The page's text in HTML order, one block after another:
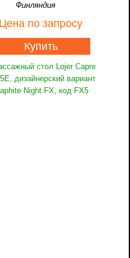
Финляндия
Цена по запросу
Купить
стол Lojer Capre
дизайнерский вариант
Night FX, код FX5